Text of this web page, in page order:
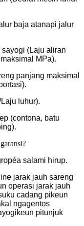
baja atanapi jalur
(Laju aliran
MPa).
panjang maksimal
luhur).
(contona, batu
salami hirup.
jarak jauh sareng
operasi jarak jauh
cadang pikeun
ngagentos
pitunjuk